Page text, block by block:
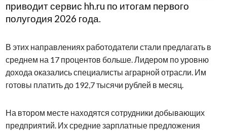
приводит сервис hh.ru по итогам первого
полугодия 2026 года.
В этих направлениях работодатели стали предлагать в
среднем на 17 процентов больше. Лидером по уровню
дохода оказались специалисты аграрной отрасли. Им
готовы платить до 192,7 тысячи рублей в месяц.
На втором месте находятся сотрудники добывающих
предприятий. Их средние зарплатные предложения